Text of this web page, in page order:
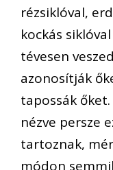
rézsiklóval,
kockás
tévesen
azonosítják
tapossák
nézve persze
tartoznak,
módon